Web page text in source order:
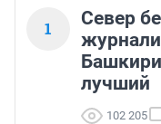
1
Север
лучший
102 205